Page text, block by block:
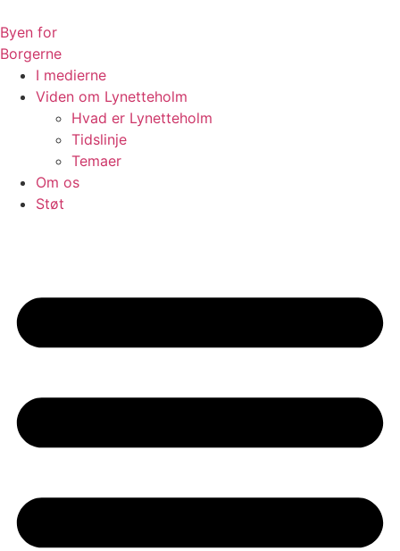
til
indhold
Byen for
Borgerne
I medierne
Viden om Lynetteholm
Hvad er Lynetteholm
Tidslinje
Temaer
Om os
Støt